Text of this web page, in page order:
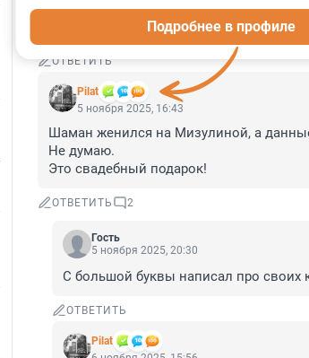
Наивные
Интернет помнит всё (с)
ОТВЕТИТЬ
Pilat
Подробнее в профиле
5 ноября 2025, 16:43
Шаман женился на Мизулиной, а
Не думаю.
Это свадебный подарок!
ОТВЕТИТЬ 2
Гость
5 ноября 2025, 20:30
С большой буквы написал про своих
ОТВЕТИТЬ
Pilat